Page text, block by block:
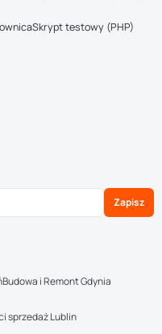
Skrypt testowy (PHP)
Zapisz
Budowa i Remont Gdynia
sprzedaż Lublin